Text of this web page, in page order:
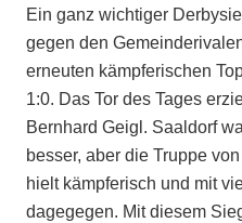
Ein ganz wichtiger
gegen den
erneuten kämpferischen
1:0. Das Tor des Tages
Bernhard Geigl. Saaldorf
besser, aber die Truppe
hielt kämpferisch und mit
dagegegen. Mit diesem